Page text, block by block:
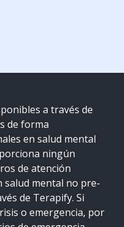
a través de
de forma
en salud mental
ningún
de atención
salud mental no pre-
de Terapify. Si
o emergencia, por